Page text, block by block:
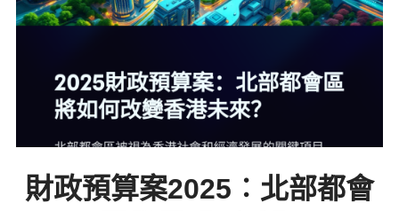
財政預算案2025︰北部都會